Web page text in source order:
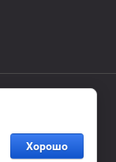
Хорошо